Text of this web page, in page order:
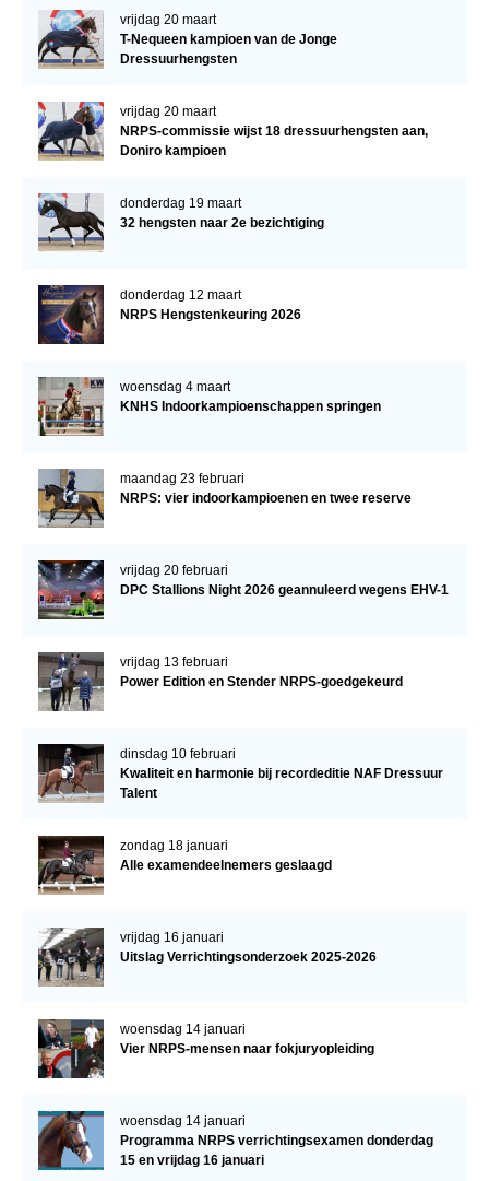
vrijdag 20 maart
T-Nequeen kampioen van de Jonge
Dressuurhengsten
vrijdag 20 maart
NRPS-commissie wijst 18 dressuurhengsten aan,
Doniro kampioen
donderdag 19 maart
32 hengsten naar 2e bezichtiging
donderdag 12 maart
NRPS Hengstenkeuring 2026
woensdag 4 maart
KNHS Indoorkampioenschappen springen
maandag 23 februari
NRPS: vier indoorkampioenen en twee reserve
vrijdag 20 februari
DPC Stallions Night 2026 geannuleerd wegens EHV-1
vrijdag 13 februari
Power Edition en Stender NRPS-goedgekeurd
dinsdag 10 februari
Kwaliteit en harmonie bij recordeditie NAF Dressuur
Talent
zondag 18 januari
Alle examendeelnemers geslaagd
vrijdag 16 januari
Uitslag Verrichtingsonderzoek 2025-2026
woensdag 14 januari
Vier NRPS-mensen naar fokjuryopleiding
woensdag 14 januari
Programma NRPS verrichtingsexamen donderdag
15 en vrijdag 16 januari